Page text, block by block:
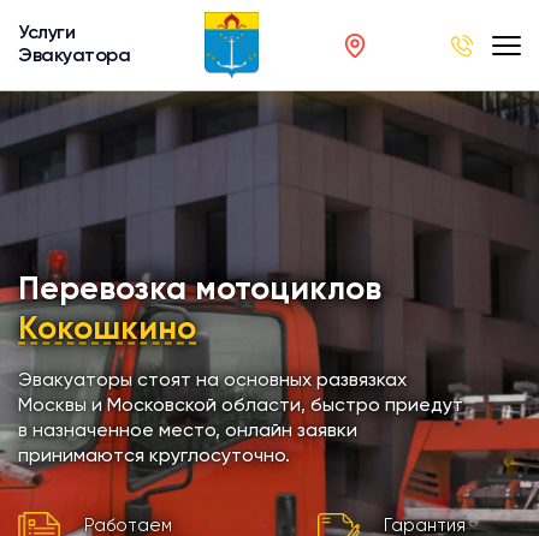
Услуги
Эвакуатора
Перевозка мотоциклов
Кокошкино
Эвакуаторы стоят на основных развязках
Москвы и Московской области, быстро приедут
в назначенное место, онлайн заявки
принимаются круглосуточно.
Работаем
Гарантия